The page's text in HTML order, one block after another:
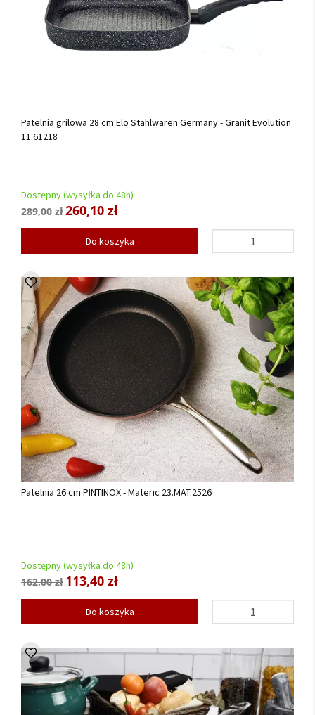
Patelnia grilowa 28 cm Elo Stahlwaren Germany - Granit Evolution
11.61218
Dostępny (wysyłka do 48h)
289,00 zł260,10 zł
Do koszyka
Patelnia 26 cm PINTINOX - Materic 23.MAT.2526
Dostępny (wysyłka do 48h)
162,00 zł 113,40 zł
Do koszyka